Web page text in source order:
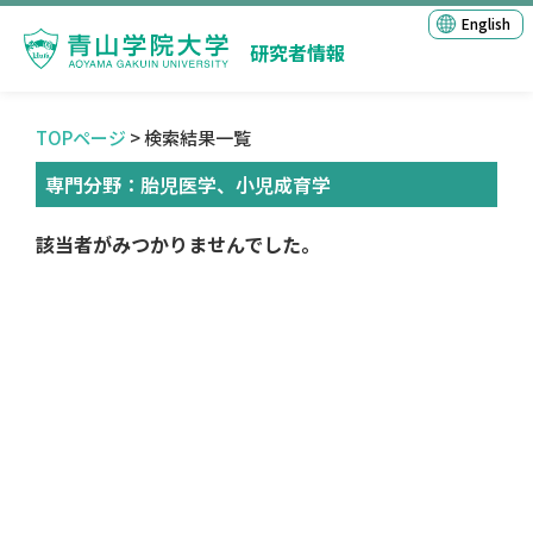
研究者情報
English
TOPページ > 検索結果一覧
専門分野：胎児医学、小児成育学
該当者がみつかりませんでした。